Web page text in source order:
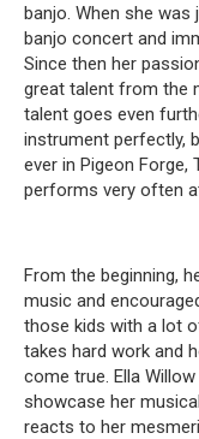
banjo. When she was
banjo concert and
Since then her
great talent from the
talent goes even
instrument perfectly,
ever in Pigeon Forge,
performs very often
From the beginning,
music and
those kids with a lot
takes hard work and
come true. Ella
showcase her
reacts to her